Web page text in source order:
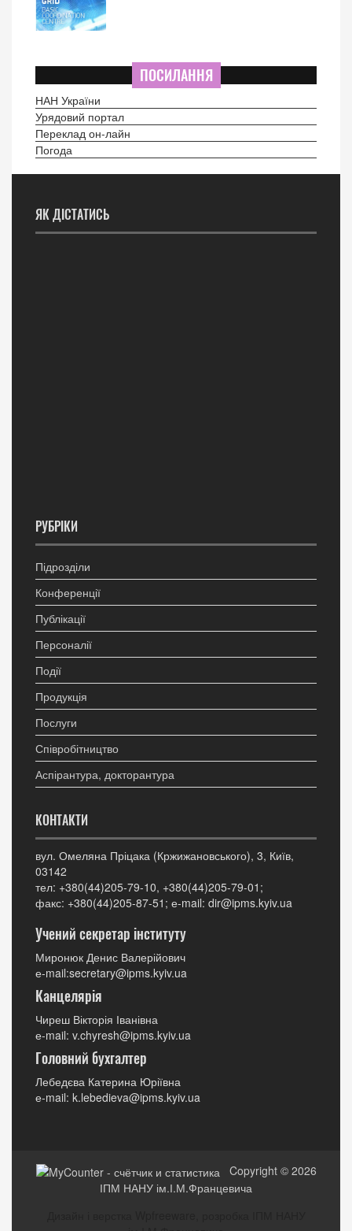
ПОСИЛАННЯ
НАН України
Урядовий портал
Переклад он-лайн
Погода
ЯК ДІСТАТИСЬ
РУБРІКИ
Підрозділи
Конференції
Публікації
Персоналії
Події
Продукція
Послуги
Співробітництво
Аспірантура, докторантура
КОНТАКТИ
вул. Омеляна Пріцака (Кржижановського), 3, Київ,
03142
тел: +380(44)205-79-10, +380(44)205-79-01;
факс: +380(44)205-87-51; е-mail: dir@ipms.kyiv.ua
Учений секретар інституту
Миронюк Денис Валерійович
е-mail:secretary@ipms.kyiv.ua
Канцелярія
Чиреш Вікторія Іванівна
е-mail: v.chyresh@ipms.kyiv.ua
Головний бухгалтер
Лебедєва Катерина Юріївна
е-mail: k.lebedieva@ipms.kyiv.ua
Copyright © 2026
ІПМ НАНУ ім.І.М.Францевича